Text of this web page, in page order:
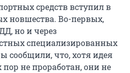
средств вступил в
новшества. Во-первых,
но и через
специализированных
сообщили, что, хотя идея
не проработан, они не